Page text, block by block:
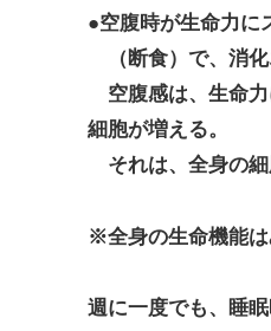
●空腹時が生命力に
（断食）で、消化
空腹感は、生命力
細胞が増える。
それは、全身の細
※全身の生命機能は
週に一度でも、睡